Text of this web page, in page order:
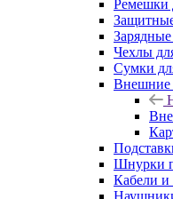
Ремешки
Зарядные
Чехлы
Сумки
Внешние
Шнурки
Кабели и